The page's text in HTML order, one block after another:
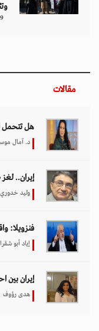
09
مقالات
هل تتحمل
د. آمال
إيران..
وليد خدوري
فنزويلا:
إياد أبو شقرا
إيران بين
هدى رؤوف